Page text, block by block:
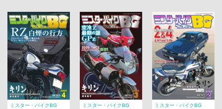
ミスター・バイクBG
ミスター・バイクBG
ミスター・バイクBG